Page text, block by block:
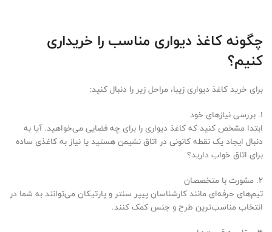
چگونه کاغذ دیواری مناسب را خریداری
کنیم؟
برای خرید کاغذ دیواری زیبا، مراحل زیر را دنبال کنید:
1. بررسی نیازهای خود
ابتدا مشخص کنید که کاغذ دیواری را برای چه فضایی می‌خواهید. آیا به
دنبال ایجاد یک نقطه کانونی در اتاق نشیمن هستید یا نیاز به کاغذی ساده
برای اتاق خواب دارید؟
2. مشورت با متخصصان
تیم‌های حرفه‌ای مانند کارشناسان پیپر سنتر و پارتیکان می‌توانند به شما در
انتخاب مناسب‌ترین طرح و جنس کمک کنند.